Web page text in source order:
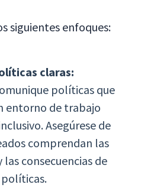
siguientes enfoques:
claras:
políticas que
entorno de trabajo
Asegúrese de
comprendan las
consecuencias de